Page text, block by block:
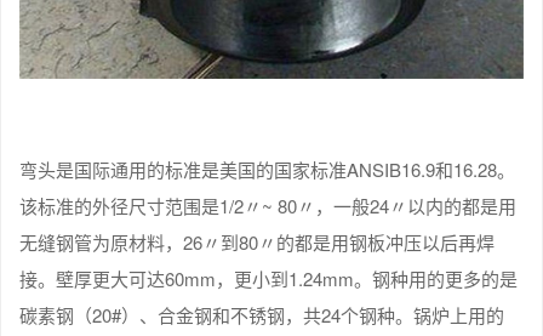
弯头是国际通用的标准是美国的国家标准ANSIB16.9和16.28。
该标准的外径尺寸范围是1/2〃~ 80〃，一般24〃以内的都是用
无缝钢管为原材料，26〃到80〃的都是用钢板冲压以后再焊
接。壁厚更大可达60mm，更小到1.24mm。钢种用的更多的是
碳素钢（20#）、合金钢和不锈钢，共24个钢种。锅炉上用的